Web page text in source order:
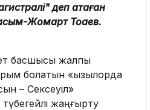
деп атаған
Жомарт Тоқаев.
басшысы жалпы
болатын «Қызылорда
– Сексеуіл»
жаңғырту